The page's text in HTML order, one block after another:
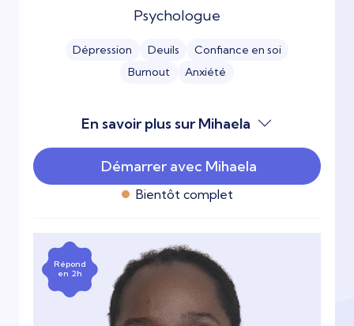
Psychologue
Dépression Deuils
Confiance en soi
Burnout
Anxiété
En savoir plus sur Mihaela
Démarrer avec Mihaela
Bientôt complet
Répond
en 2h